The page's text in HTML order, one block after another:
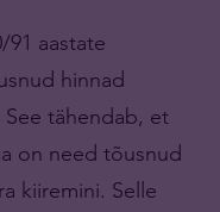
91 aastate
hinnad
tähendab, et
on need tõusnud
kiiremini. Selle